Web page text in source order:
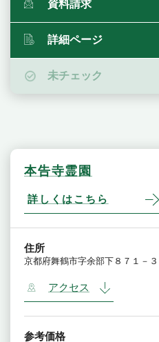
資料請求
詳細ページ
未チェック
本告寺霊園
詳しくはこちら
住所
京都府舞鶴市字余部下８７１－３
アクセス
参考価格